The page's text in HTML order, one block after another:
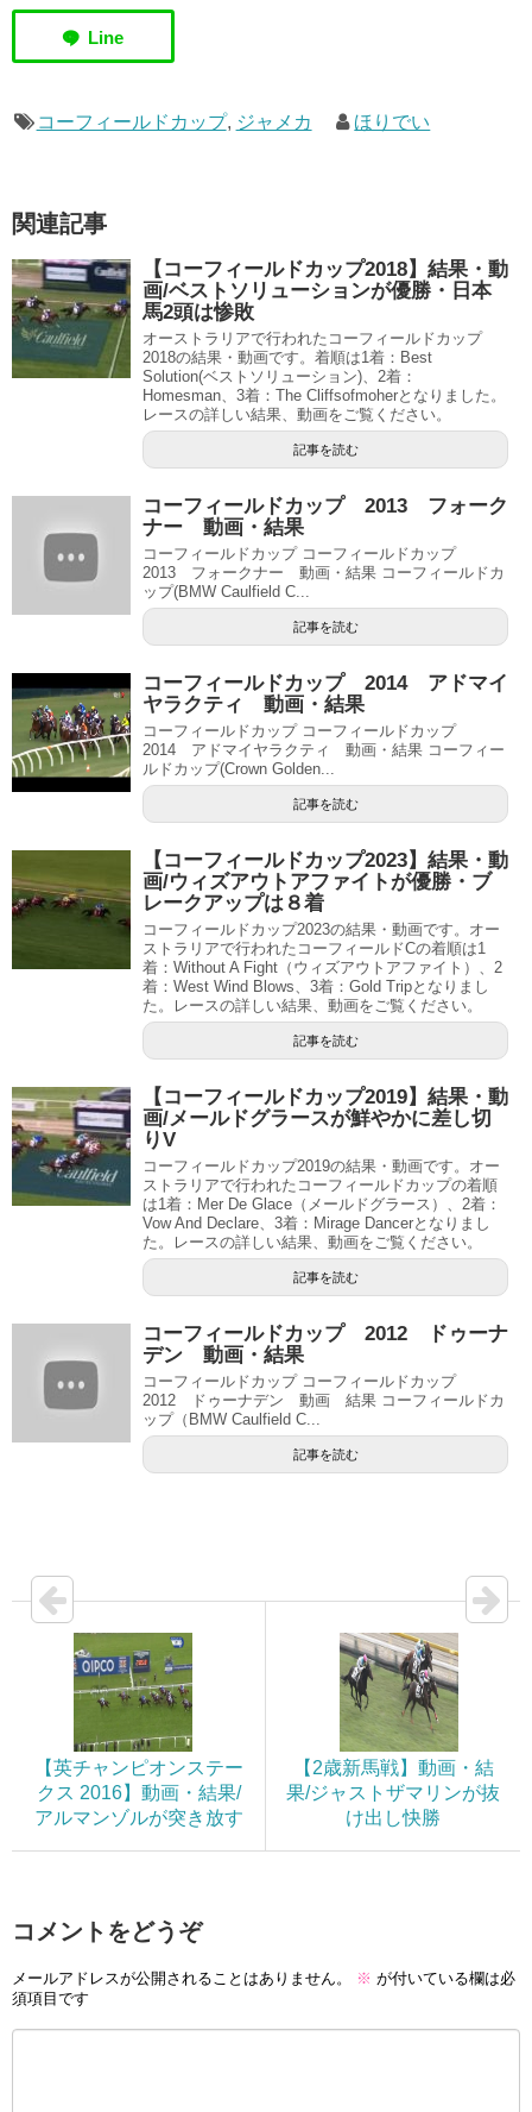
コーフィールドカップ, ジャメカ ほりでい
関連記事
【コーフィールドカップ2018】結果・動
画/ベストソリューションが優勝・日本
馬2頭は惨敗
オーストラリアで行われたコーフィールドカップ
2018の結果・動画です。着順は1着：Best
Solution(ベストソリューション)、2着：
Homesman、3着：The Cliffsofmoherとなりました。
レースの詳しい結果、動画をご覧ください。
記事を読む
コーフィールドカップ 2013 フォーク
ナー 動画・結果
コーフィールドカップ コーフィールドカップ
2013 フォークナー 動画・結果 コーフィールドカ
ップ(BMW Caulfield C...
記事を読む
コーフィールドカップ 2014 アドマイ
ヤラクティ 動画・結果
コーフィールドカップ コーフィールドカップ
2014 アドマイヤラクティ 動画・結果 コーフィー
ルドカップ(Crown Golden...
記事を読む
【コーフィールドカップ2023】結果・動
画/ウィズアウトアファイトが優勝・ブ
レークアップは８着
コーフィールドカップ2023の結果・動画です。オー
ストラリアで行われたコーフィールドCの着順は1
着：Without A Fight（ウィズアウトアファイト）、2
着：West Wind Blows、3着：Gold Tripとなりまし
た。レースの詳しい結果、動画をご覧ください。
記事を読む
【コーフィールドカップ2019】結果・動
画/メールドグラースが鮮やかに差し切
りV
コーフィールドカップ2019の結果・動画です。オー
ストラリアで行われたコーフィールドカップの着順
は1着：Mer De Glace（メールドグラース）、2着：
Vow And Declare、3着：Mirage Dancerとなりまし
た。レースの詳しい結果、動画をご覧ください。
記事を読む
コーフィールドカップ 2012 ドゥーナ
デン 動画・結果
コーフィールドカップ コーフィールドカップ
2012 ドゥーナデン 動画 結果 コーフィールドカ
ップ（BMW Caulfield C...
記事を読む
【英チャンピオンステー
クス 2016】動画・結果/
アルマンゾルが突き放す
【2歳新馬戦】動画・結
果/ジャストザマリンが抜
け出し快勝
コメントをどうぞ
メールアドレスが公開されることはありません。 ※ が付いている欄は必
須項目です